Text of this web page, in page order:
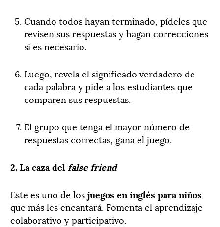
Cuando todos hayan terminado, pídeles que
revisen sus respuestas y hagan correcciones
si es necesario.
Luego, revela el significado verdadero de
cada palabra y pide a los estudiantes que
comparen sus respuestas.
El grupo que tenga el mayor número de
respuestas correctas, gana el juego.
2. La caza del false friend
Este es uno de losjuegos en inglés para niños
que más les encantará. Fomenta el aprendizaje
colaborativo y participativo.